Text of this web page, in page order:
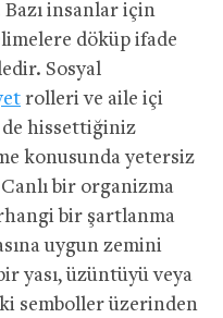
insanlar için
döküp ifade
Sosyal
rolleri ve aile içi
hissettiğiniz
konusunda yetersiz
bir organizma
bir şartlanma
uygun zemini
yası, üzüntüyü veya
semboller üzerinden